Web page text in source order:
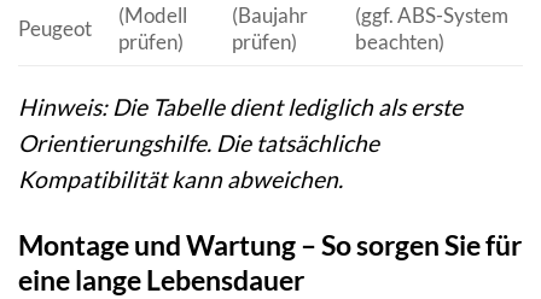
Peugeot
(Modell
prüfen)
(Baujahr
prüfen)
(ggf. ABS-System
beachten)
Hinweis: Die Tabelle dient lediglich als erste
Orientierungshilfe. Die tatsächliche
Kompatibilität kann abweichen.
Montage und Wartung – So sorgen Sie für
eine lange Lebensdauer